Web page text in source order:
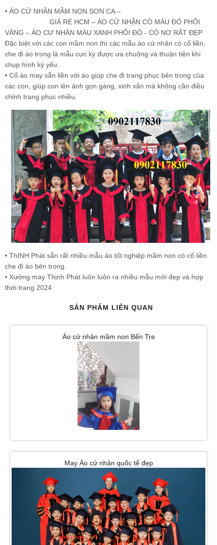
• ÁO CỬ NHÂN MẦM NON SƠN CA –
GIÁ RẺ HCM – ÁO CỬ NHẬN CÓ MÀU ĐỎ PHỐI
VÀNG – ÁO CƯ NHÂN MÀU XANH PHỐI ĐỎ - CÓ NƠ RẤT ĐẸP
Đặc biệt với các con mầm non thì các mẫu áo cử nhân có cổ liền,
che đi áo trong là mẫu cực kỳ được ưa chuộng và thuận tiện khi
chụp hình kỷ yếu.
• Cổ áo may sẵn liền với áo giúp che đi trang phục bên trong của
các con, giúp con lên ảnh gọn gàng, xinh xắn mà không cần điều
chỉnh trang phục nhiều.
• ThỊNH Phát sẵn rất nhiều mẫu áo tốt nghiệp mầm non có cổ liền
che đi áo bên trong.
• Xưởng may Thịnh Phát luôn luôn ra nhiều mẫu mới đẹp và hợp
thời trang 2024
SẢN PHẨM LIÊN QUAN
Áo cử nhân mầm non Bến Tre
May Áo cử nhân quốc tế đẹp